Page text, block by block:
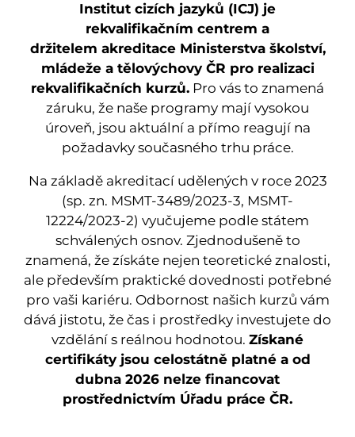
Institut cizích jazyků (ICJ) je
rekvalifikačním centrem a
držitelem akreditace Ministerstva školství,
mládeže a tělovýchovy ČR pro realizaci
rekvalifikačních kurzů. Pro vás to znamená
záruku, že naše programy mají vysokou
úroveň, jsou aktuální a přímo reagují na
požadavky současného trhu práce.
Na základě akreditací udělených v roce 2023
(sp. zn. MSMT-3489/2023-3, MSMT-
12224/2023-2) vyučujeme podle státem
schválených osnov. Zjednodušeně to
znamená, že získáte nejen teoretické znalosti,
ale především praktické dovednosti potřebné
pro vaši kariéru. Odbornost našich kurzů vám
dává jistotu, že čas i prostředky investujete do
vzdělání s reálnou hodnotou. Získané
certifikáty jsou celostátně platné a od
dubna 2026 nelze financovat
prostřednictvím Úřadu práce ČR.